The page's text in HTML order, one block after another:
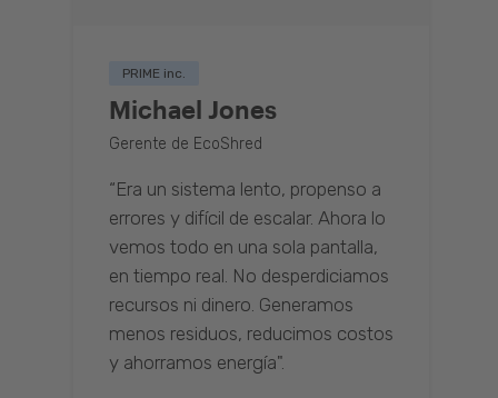
PRIME inc.
Michael Jones
Gerente de EcoShred
“Era un sistema lento, propenso a
errores y difícil de escalar. Ahora lo
vemos todo en una sola pantalla,
en tiempo real. No desperdiciamos
recursos ni dinero. Generamos
menos residuos, reducimos costos
y ahorramos energía".